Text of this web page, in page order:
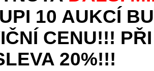
10 AUKCÍ
CENU!!!
20%!!!